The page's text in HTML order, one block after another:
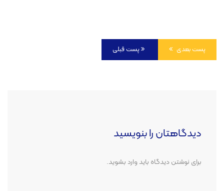
پست قبلی پست بعدی
دیدگاهتان را بنویسید
برای نوشتن دیدگاه بایدوارد بشوید.